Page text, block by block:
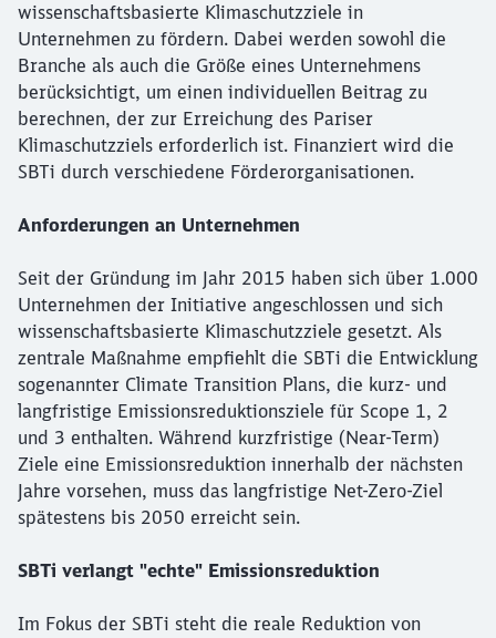
wissenschaftsbasierte Klimaschutzziele in
Unternehmen zu fördern. Dabei werden sowohl die
Branche als auch die Größe eines Unternehmens
berücksichtigt, um einen individuellen Beitrag zu
berechnen, der zur Erreichung des Pariser
Klimaschutzziels erforderlich ist. Finanziert wird die
SBTi durch verschiedene Förderorganisationen.
Anforderungen an Unternehmen
Seit der Gründung im Jahr 2015 haben sich über 1.000
Unternehmen der Initiative angeschlossen und sich
wissenschaftsbasierte Klimaschutzziele gesetzt. Als
zentrale Maßnahme empfiehlt die SBTi die Entwicklung
sogenannter Climate Transition Plans, die kurz- und
langfristige Emissionsreduktionsziele für Scope 1, 2
und 3 enthalten. Während kurzfristige (Near-Term)
Ziele eine Emissionsreduktion innerhalb der nächsten
Jahre vorsehen, muss das langfristige Net-Zero-Ziel
spätestens bis 2050 erreicht sein.
SBTi verlangt "echte" Emissionsreduktion
Im Fokus der SBTi steht die reale Reduktion von